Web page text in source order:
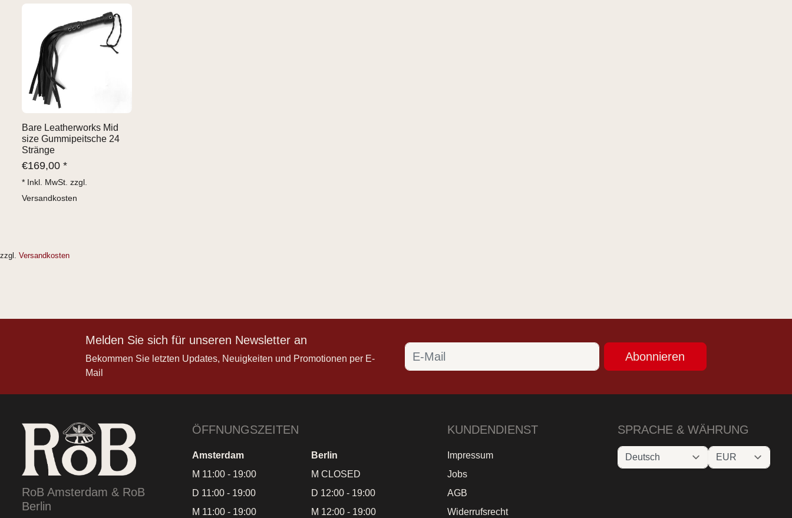
Bare Leatherworks Mid
size Gummipeitsche 24
Stränge
€169,00 *
* Inkl. MwSt. zzgl.
Versandkosten
zzgl. Versandkosten
Melden Sie sich für unseren Newsletter an
Bekommen Sie letzten Updates, Neuigkeiten und Promotionen per E-
Mail
Abonnieren
RoB Amsterdam & RoB
Berlin
ÖFFNUNGSZEITEN
Amsterdam
Berlin
M 11:00 - 19:00
D 11:00 - 19:00
M 11:00 - 19:00
M CLOSED
D 12:00 - 19:00
M 12:00 - 19:00
KUNDENDIENST
Impressum
Jobs
AGB
Widerrufsrecht
SPRACHE & WÄHRUNG